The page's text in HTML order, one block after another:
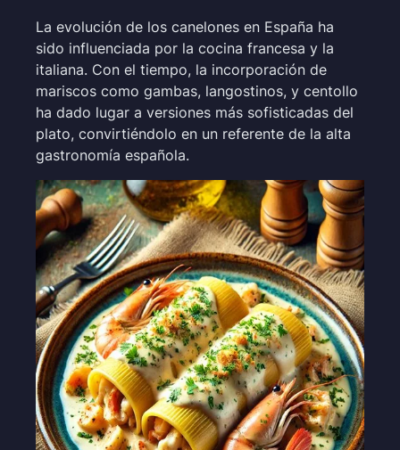
La evolución de los canelones en España ha
sido influenciada por la cocina francesa y la
italiana. Con el tiempo, la incorporación de
mariscos como gambas, langostinos, y centollo
ha dado lugar a versiones más sofisticadas del
plato, convirtiéndolo en un referente de la alta
gastronomía española.